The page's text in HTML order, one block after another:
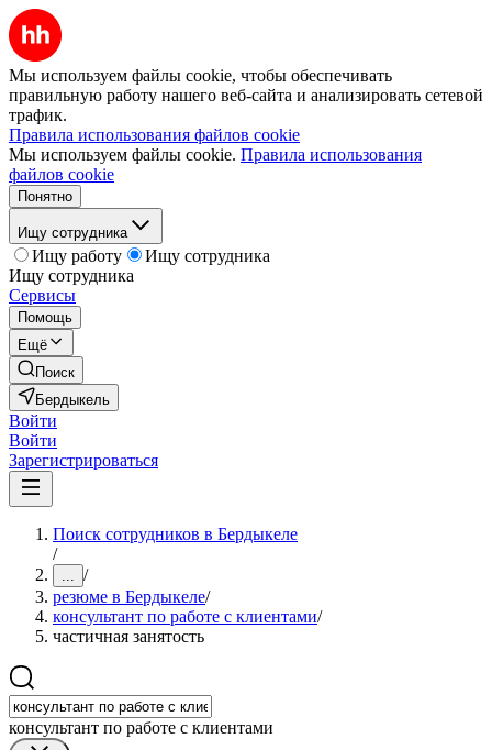
Мы используем файлы cookie, чтобы обеспечивать
правильную работу нашего веб-сайта и анализировать сетевой
трафик.
Правила использования файлов cookie
Мы используем файлы cookie. Правила использования
файлов cookie
Понятно
Ищу сотрудника
Ищу работу
Ищу сотрудника
Ищу сотрудника
Сервисы
Помощь
Ещё
Поиск
Бердыкель
Войти
Войти
Зарегистрироваться
Поиск сотрудников в Бердыкеле
/
... /
резюме в Бердыкеле/
консультант по работе с клиентами/
частичная занятость
консультант по работе с клиентами